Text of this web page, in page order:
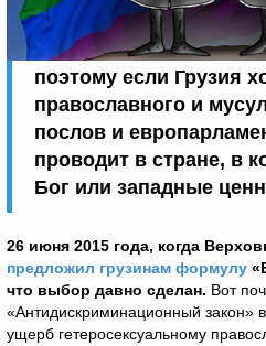
поэтому если Грузия
православного и
послов и
проводит в стране, в
Бог или западные
26 июня 2015 года, когда
предложил грузинам формулу
что выбор давно сделан. Вот
«Антидискриминационный закон»
ущерб гетеросексуальному